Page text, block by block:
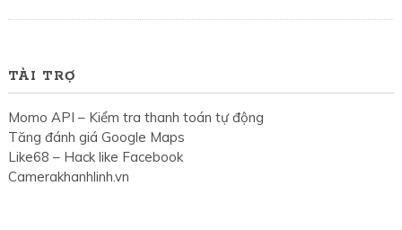
TÀI TRỢ
Momo API – Kiểm tra thanh toán tự động
Tăng đánh giá Google Maps
Like68 – Hack like Facebook
Camerakhanhlinh.vn